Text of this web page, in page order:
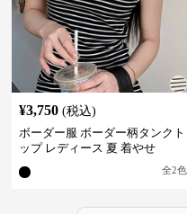
¥3,750 (税込)
ボーダー服 ボーダー柄タンクト
ップ レディース 夏 着やせ
全2色